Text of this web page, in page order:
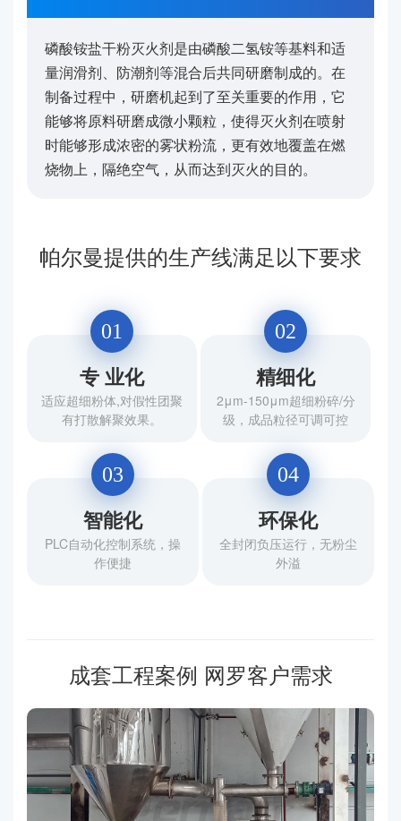
磷酸铵盐干粉灭火剂是由磷酸二氢铵等基料和适
量润滑剂、防潮剂等混合后共同研磨制成的。在
制备过程中，研磨机起到了至关重要的作用，它
能够将原料研磨成微小颗粒，使得灭火剂在喷射
时能够形成浓密的雾状粉流，更有效地覆盖在燃
烧物上，隔绝空气，从而达到灭火的目的。
帕尔曼提供的生产线满足以下要求
01
专 业化
适应超细粉体,对假性团聚
有打散解聚效果。
02
精细化
2μm-150μm超细粉碎/分
级，成品粒径可调可控
03
智能化
PLC自动化控制系统，操
作便捷
04
环保化
全封闭负压运行，无粉尘
外溢
成套工程案例 网罗客户需求